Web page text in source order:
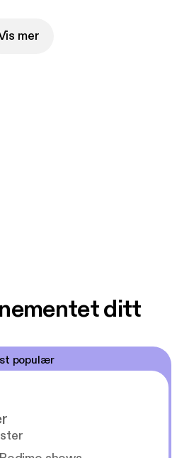
mer
ditt
populær